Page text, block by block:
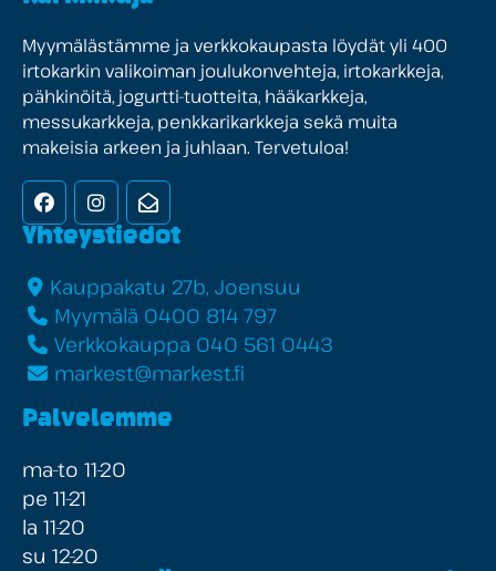
Myymälästämme ja verkkokaupasta löydät yli 400
irtokarkin valikoiman joulukonvehteja, irtokarkkeja,
pähkinöitä, jogurtti-tuotteita, hääkarkkeja,
messukarkkeja, penkkarikarkkeja sekä muita
makeisia arkeen ja juhlaan. Tervetuloa!
FacebookInstagramUutiskirje
Yhteystiedot
Kauppakatu 27b, Joensuu
Myymälä 0400 814 797
Verkkokauppa 040 561 0443
markest@markest.fi
Palvelemme
ma-to 11-20
pe 11-21
la 11-20
su 12-20